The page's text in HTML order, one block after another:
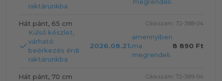
raktárunkba
Hát pánt, 65 cm Cikkszám: 72-388-04
Külső készlet,
várható
beérkezés érdi
raktárunkba
2026.08.21.
amennyiben
ma
megrendeli.
8 890 Ft
Hát pánt, 70 cm Cikkszám: 72-389-04